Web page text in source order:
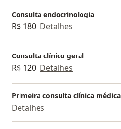
Consulta endocrinologia
R$ 180 Detalhes
Consulta clínico geral
R$ 120 Detalhes
Primeira consulta clínica médica
Detalhes